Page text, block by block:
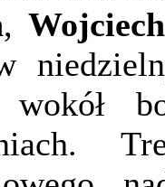
,
wokół